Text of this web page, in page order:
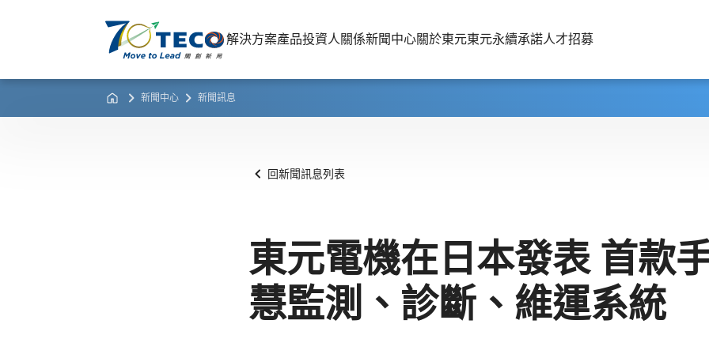
解決方案產品投資人關係新聞中心關於東元東元永續承諾人才招募
新聞中心 新聞訊息
回新聞訊息列表
東元電機在日本發表 首款
慧監測、診斷、維運系統